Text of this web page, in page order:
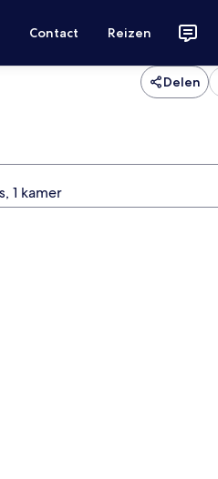
Contact Reizen
Delen